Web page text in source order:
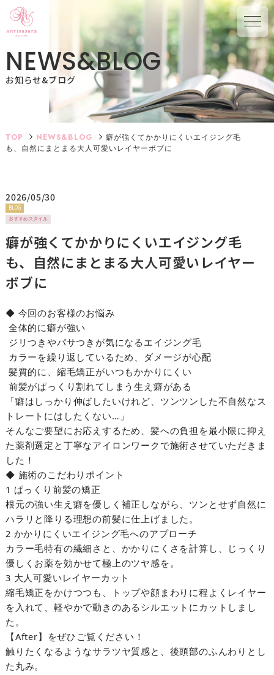
NEWS&BLOG
お知らせ&ブログ
TOP NEWS&BLOG
癖が強くてかかりにくいエイジング毛
も、自然にまとまる大人可愛いレイヤーボブに
2026/05/30
BLOG
おすすめスタイル
癖が強くてかかりにくいエイジング毛
も、自然にまとまる大人可愛いレイヤー
ボブに
◆ 今回のお客様のお悩み
全体的に癖が強い
ジリつきやパサつきが気になるエイジング毛
カラーを繰り返しているため、ダメージが心配
髪質的に、縮毛矯正がいつもかかりにくい
前髪がぱっくり割れてしまう生え癖がある
「癖はしっかり伸ばしたいけれど、ツンツンした不自然なス
トレートにはしたくない…」
そんなご要望にお応えするため、髪への負担を最小限に抑え
た薬剤選定と丁寧なアイロンワークで施術させていただきま
した！
◆ 施術のこだわりポイント
1 ぱっくり前髪の矯正
根元の強い生え癖を優しく補正しながら、ツンとせず自然に
ハラリと降りる理想の前髪に仕上げました。
2 かかりにくいエイジング毛へのアプローチ
カラー毛特有の繊細さと、かかりにくさを計算し、じっくり
優しくお薬を効かせて極上のツヤ感を。
3 大人可愛いレイヤーカット
縮毛矯正をかけつつも、トップや顔まわりに程よくレイヤー
を入れて、軽やかで動きのあるシルエットにカットしまし
た。
【After】をぜひご覧ください！
触りたくなるようなサラツヤ質感と、後頭部のふんわりとし
た丸み。